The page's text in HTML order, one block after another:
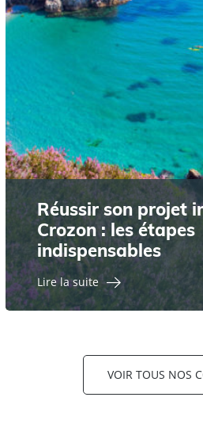
Réussir son projet
Crozon : les étapes
indispensables
Lire la suite
VOIR TOUS NOS